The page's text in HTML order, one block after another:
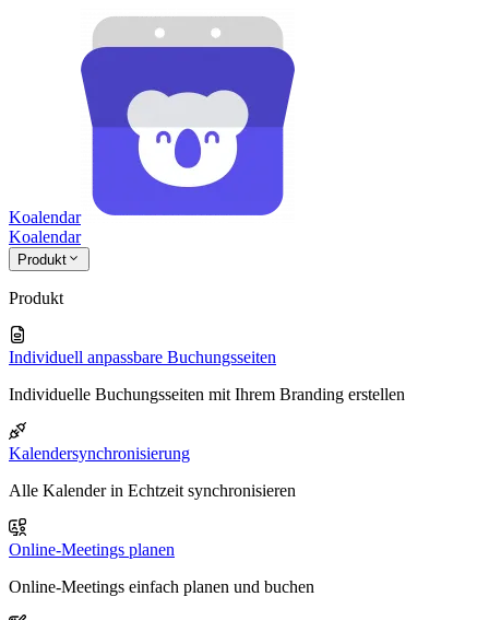
Koalendar
Koalendar
Produkt
Produkt
Individuell anpassbare Buchungsseiten
Individuelle Buchungsseiten mit Ihrem Branding erstellen
Kalendersynchronisierung
Alle Kalender in Echtzeit synchronisieren
Online-Meetings planen
Online-Meetings einfach planen und buchen